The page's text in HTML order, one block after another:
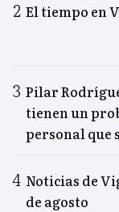
El tiempo en
Pilar
tienen un
personal que
Noticias de
de agosto